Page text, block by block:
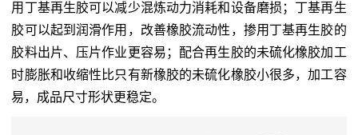
用丁基再生胶可以减少混炼动力消耗和设备磨损；丁基再生
胶可以起到润滑作用，改善橡胶流动性，掺用丁基再生胶的
胶料出片、压片作业更容易；配合再生胶的未硫化橡胶加工
时膨胀和收缩性比只有新橡胶的未硫化橡胶小很多，加工容
易，成品尺寸形状更稳定。